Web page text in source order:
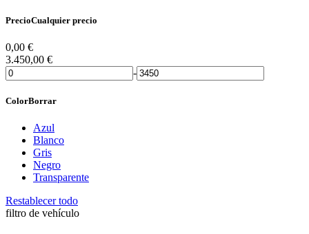
PrecioCualquier precio
0,00 €
3.450,00 €
-
ColorBorrar
Azul
Blanco
Gris
Negro
Transparente
Restablecer todo
filtro de vehículo